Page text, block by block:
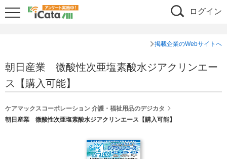
ログイン
掲載企業のWebサイトへ
朝日産業 微酸性次亜塩素酸水ジアクリンエー
ス【購入可能】
ケアマックスコーポレーション 介護・福祉用品のデジカタ
朝日産業 微酸性次亜塩素酸水ジアクリンエース【購入可能】